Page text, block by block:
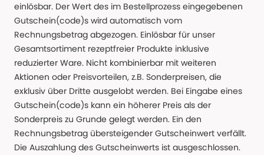
einlösbar. Der Wert des im Bestellprozess eingegebenen
Gutschein(code)s wird automatisch vom
Rechnungsbetrag abgezogen. Einlösbar für unser
Gesamtsortiment rezeptfreier Produkte inklusive
reduzierter Ware. Nicht kombinierbar mit weiteren
Aktionen oder Preisvorteilen, z.B. Sonderpreisen, die
exklusiv über Dritte ausgelobt werden. Bei Eingabe eines
Gutschein(code)s kann ein höherer Preis als der
Sonderpreis zu Grunde gelegt werden. Ein den
Rechnungsbetrag übersteigender Gutscheinwert verfällt.
Die Auszahlung des Gutscheinwerts ist ausgeschlossen.